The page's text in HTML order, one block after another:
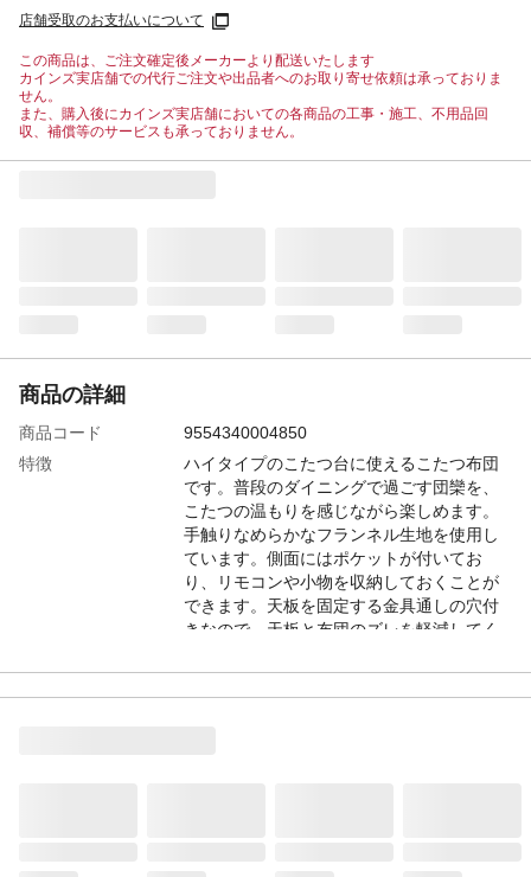
店舗受取のお支払いについて
この商品は、ご注文確定後メーカーより配送いたします
カインズ実店舗での代行ご注文や出品者へのお取り寄せ依頼は承っておりま
せん。
また、購入後にカインズ実店舗においての各商品の工事・施工、不用品回
収、補償等のサービスも承っておりません。
商品の詳細
商品コード
9554340004850
特徴
ハイタイプのこたつ台に使えるこたつ布団
です。普段のダイニングで過ごす団欒を、
こたつの温もりを感じながら楽しめます。
手触りなめらかなフランネル生地を使用し
ています。側面にはポケットが付いてお
り、リモコンや小物を収納しておくことが
できます。天板を固定する金具通しの穴付
きなので、天板と布団のズレを軽減してく
り、こたつ布団と身体の隙間を減らし、暖
かい空気を逃が